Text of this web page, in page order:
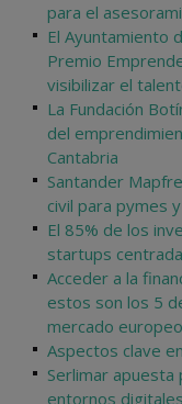
para el
El Ayuntamiento
Premio
visibilizar el
La Fundación
del
Cantabria
Santander
civil para pymes
El 85% de los
startups
Acceder a la
estos son los 5
mercado europeo
Aspectos clave
Serlimar apuesta
entornos